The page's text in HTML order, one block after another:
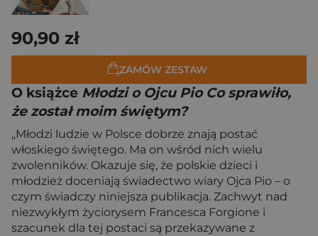
90,90 zł
ZAMÓW ZESTAW
O książce Młodzi o Ojcu Pio Co sprawiło,
że został moim świętym?
„Młodzi ludzie w Polsce dobrze znają postać
włoskiego świętego. Ma on wśród nich wielu
zwolenników. Okazuje się, że polskie dzieci i
młodzież doceniają świadectwo wiary Ojca Pio – o
czym świadczy niniejsza publikacja. Zachwyt nad
niezwykłym życiorysem Francesca Forgione i
szacunek dla tej postaci są przekazywane z